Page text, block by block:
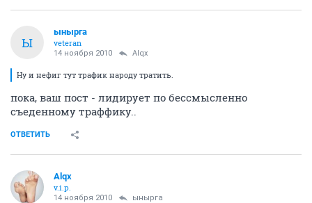
Ы
ынырга
veteran
14 ноября 2010 Alqx
Ну и нефиг тут трафик народу тратить.
пока, ваш пост - лидирует по бессмысленно
съеденному траффику..
ОТВЕТИТЬ
Alqx
v.i.p.
14 ноября 2010 ынырга